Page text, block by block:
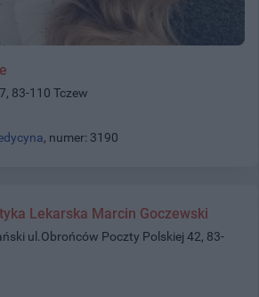
83-110 Tczew
, numer: 3190
Lekarska Marcin Goczewski
ul.Obrońców Poczty Polskiej 42, 83-